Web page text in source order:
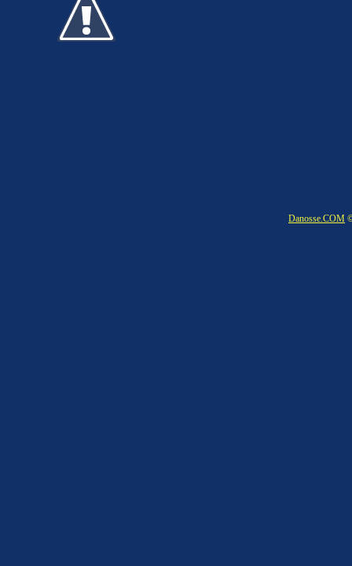
Danosse.COM